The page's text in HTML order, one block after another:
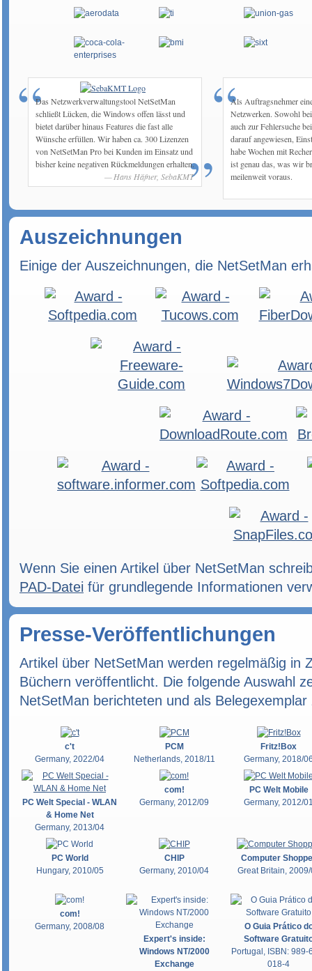
Das Netzwerkverwaltungstool NetSetMan
schließt Lücken, die Windows offen lässt und
bietet darüber hinaus Features die fast alle
Wünsche erfüllen. Wir haben ca. 300 Lizenzen
von NetSetMan Pro bei Kunden im Einsatz und
bisher keine negativen Rückmeldungen erhalten.
Hans Häfner, SebaKMT
Als Auftragsnehmer
Netzwerken. Sowohl
auch zur Fehlersuche
darauf angewiesen,
habe Wochen mit
ist genau das, was wir
meilenweit voraus.
Auszeichnungen
Einige der Auszeichnungen, die NetSetMan
Wenn Sie einen Artikel über NetSetMan
PAD-Datei für grundlegende Informationen
Presse-Veröffentlichungen
Artikel über NetSetMan werden regelmäßig in
Büchern veröffentlicht. Die folgende Auswahl
NetSetMan berichteten und als
c't
Germany, 2022/04
PCM
Netherlands, 2018/11
Fritz!Box
Germany, 2018/
PC Welt Special - WLAN
& Home Net
Germany, 2013/04
com!
Germany, 2012/09
PC Welt Mobile
Germany, 2012/
PC World
Hungary, 2010/05
CHIP
Germany, 2010/04
Computer
Great Britain,
com!
Germany, 2008/08
Expert's inside:
Windows NT/2000
Exchange
O Guia Prático
Software
Portugal, ISBN: 989-
018-4